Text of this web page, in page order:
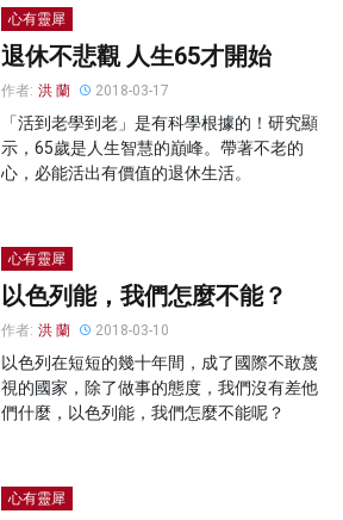
心有靈犀
退休不悲觀 人生65才開始
作者: 洪 蘭 2018-03-17
「活到老學到老」是有科學根據的！研究顯
示，65歲是人生智慧的巔峰。帶著不老的
心，必能活出有價值的退休生活。
心有靈犀
以色列能，我們怎麼不能？
作者: 洪 蘭 2018-03-10
以色列在短短的幾十年間，成了國際不敢蔑
視的國家，除了做事的態度，我們沒有差他
們什麼，以色列能，我們怎麼不能呢？
心有靈犀